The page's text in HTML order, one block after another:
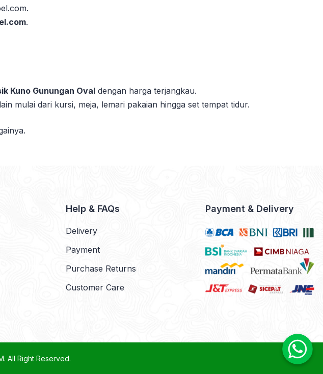
.
Kuno Gunungan Oval dengan harga terjangkau.
mulai dari kursi, meja, lemari pakaian hingga set tempat tidur.
Help & FAQs
Delivery
Payment
Purchase Returns
Customer Care
Payment & Delivery
. All Right Reserved.